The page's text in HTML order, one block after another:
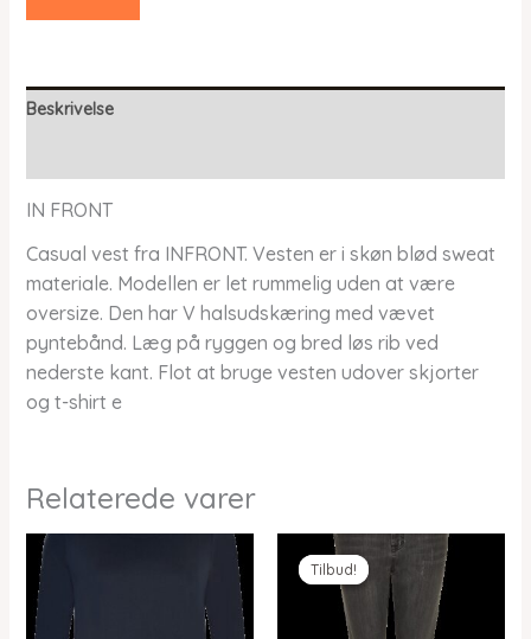
Beskrivelse
IN FRONT
Casual vest fra INFRONT. Vesten er i skøn blød sweat
materiale. Modellen er let rummelig uden at være
oversize. Den har V halsudskæring med vævet
pyntebånd. Læg på ryggen og bred løs rib ved
nederste kant. Flot at bruge vesten udover skjorter
og t-shirt e
Relaterede varer
Tilbud!
Tilbud!